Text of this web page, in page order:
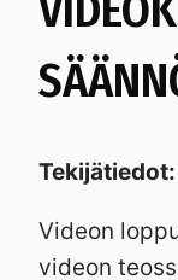
Tekijätiedot:
Videon
videon